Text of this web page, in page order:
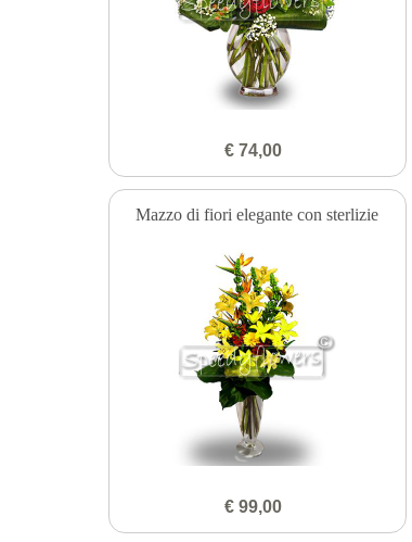
€ 74,00
Mazzo di fiori elegante con sterlizie
€ 99,00